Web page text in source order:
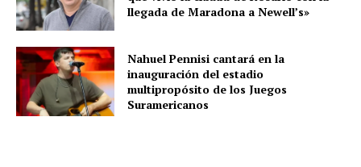
llegada de Maradona a Newell’s»
Nahuel Pennisi cantará en la
inauguración del estadio
multipropósito de los Juegos
Suramericanos